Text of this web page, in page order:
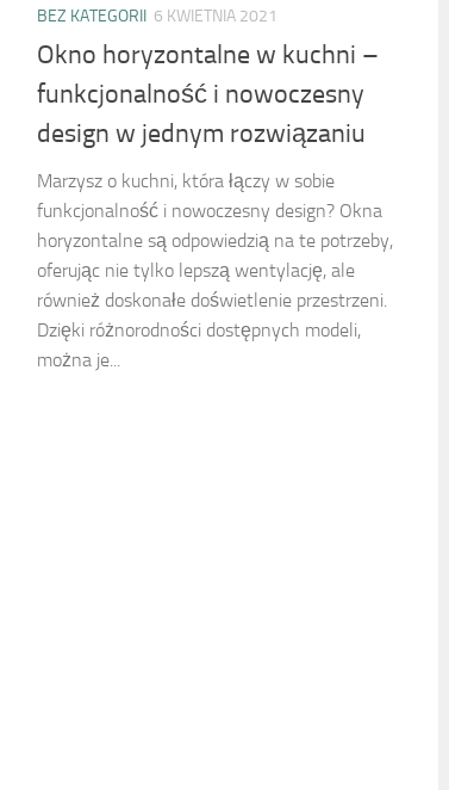
BEZ KATEGORII 6 KWIETNIA 2021
Okno horyzontalne w kuchni –
funkcjonalność i nowoczesny
design w jednym rozwiązaniu
Marzysz o kuchni, która łączy w sobie
funkcjonalność i nowoczesny design? Okna
horyzontalne są odpowiedzią na te potrzeby,
oferując nie tylko lepszą wentylację, ale
również doskonałe doświetlenie przestrzeni.
Dzięki różnorodności dostępnych modeli,
można je...